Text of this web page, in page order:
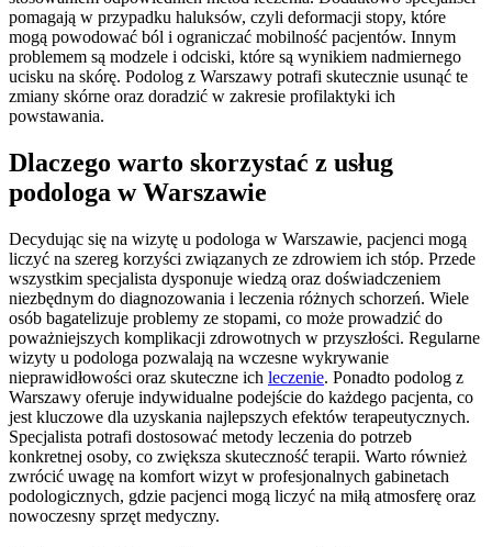
pomagają w przypadku haluksów, czyli deformacji stopy, które
mogą powodować ból i ograniczać mobilność pacjentów. Innym
problemem są modzele i odciski, które są wynikiem nadmiernego
ucisku na skórę. Podolog z Warszawy potrafi skutecznie usunąć te
zmiany skórne oraz doradzić w zakresie profilaktyki ich
powstawania.
Dlaczego warto skorzystać z usług
podologa w Warszawie
Decydując się na wizytę u podologa w Warszawie, pacjenci mogą
liczyć na szereg korzyści związanych ze zdrowiem ich stóp. Przede
wszystkim specjalista dysponuje wiedzą oraz doświadczeniem
niezbędnym do diagnozowania i leczenia różnych schorzeń. Wiele
osób bagatelizuje problemy ze stopami, co może prowadzić do
poważniejszych komplikacji zdrowotnych w przyszłości. Regularne
wizyty u podologa pozwalają na wczesne wykrywanie
nieprawidłowości oraz skuteczne ich leczenie. Ponadto podolog z
Warszawy oferuje indywidualne podejście do każdego pacjenta, co
jest kluczowe dla uzyskania najlepszych efektów terapeutycznych.
Specjalista potrafi dostosować metody leczenia do potrzeb
konkretnej osoby, co zwiększa skuteczność terapii. Warto również
zwrócić uwagę na komfort wizyt w profesjonalnych gabinetach
podologicznych, gdzie pacjenci mogą liczyć na miłą atmosferę oraz
nowoczesny sprzęt medyczny.